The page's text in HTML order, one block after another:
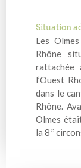
Situation
Les
Rhône
rattachée
l’Ouest
dans le
Rhône.
Olmes
la 8e